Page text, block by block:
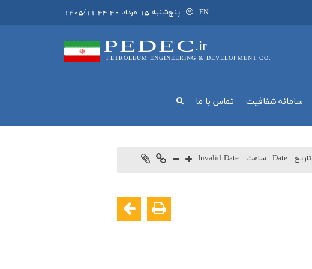
EN پنج‌شنبه 15 مرداد 1405/11:44:40
PEDEC.ir
PETROLEUM ENGINEERING & DEVELOPMENT CO.
سامانه شفافيت تماس با ما
ساعت : Invalid Date تاريخ : Date